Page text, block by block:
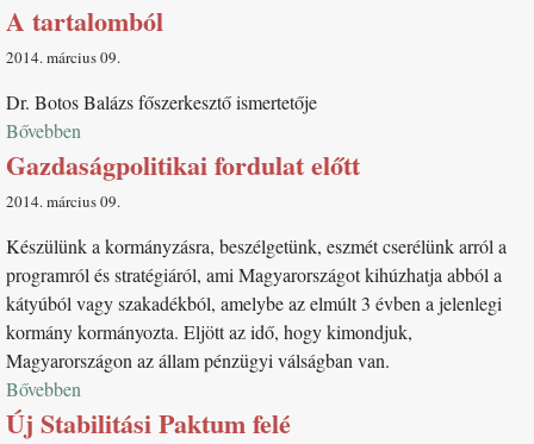
A tartalomból
2014. március 09
Dr. Botos Balázs főszerkesztő ismertetője
Bővebben
Gazdaságpolitikai fordulat előtt
2014. március 09
Készülünk a kormányzásra, beszélgetünk, eszmét cserélünk arról a
programról és stratégiáról, ami Magyarországot kihúzhatja abból a
kátyúból vagy szakadékból, amelybe az elmúlt 3 évben a jelenlegi
kormány kormányozta. Eljött az idő, hogy kimondjuk,
Magyarországon az állam pénzügyi válságban van.
Bővebben
Új Stabilitási Paktum felé